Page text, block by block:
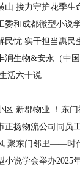
山 接力守护花季生
委和成都微型小说
民忧 实干担当惠民
润生物&安永（中
活六十说
区 新郡物业 ！东
正扬物流公司同员
聚东门邻里——时
小说学会举办2025